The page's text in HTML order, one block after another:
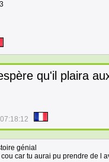
qu'il plaira
génial
car tu aurai pu prendre de l